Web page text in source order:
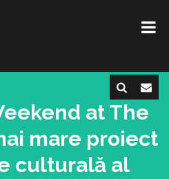
at The
mare proiect
culturală al